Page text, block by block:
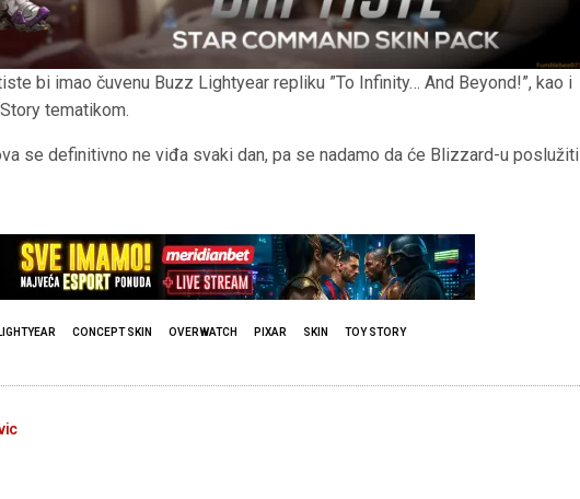
bi imao čuvenu Buzz Lightyear repliku ”To Infinity… And Beyond!”, kao i
tematikom.
se definitivno ne viđa svaki dan, pa se nadamo da će Blizzard-u poslužiti
CONCEPT SKIN OVERWATCH PIXAR SKIN TOY STORY